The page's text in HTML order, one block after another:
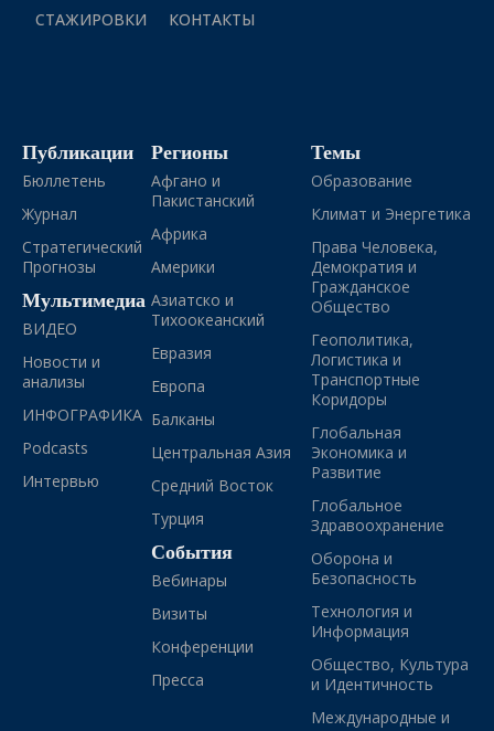
СТАЖИРОВКИ
КОНТАКТЫ
Публикации
Бюллетень
Журнал
Стратегический
Прогнозы
Мультимедиа
ВИДЕО
Новости и
анализы
ИНФОГРАФИКА
Podcasts
Интервью
Регионы
Афгано и
Пакистанский
Африка
Америки
Азиатско и
Тихоокеанский
Евразия
Европа
Балканы
Центральная Азия
Средний Восток
Турция
События
Вебинары
Визиты
Конференции
Пресса
Темы
Образование
Климат и Энергетика
Права Человека,
Демократия и
Гражданское
Общество
Геополитика,
Логистика и
Транспортные
Коридоры
Глобальная
Экономика и
Развитие
Глобальное
Здравоохранение
Оборона и
Безопасность
Технология и
Информация
Общество, Культура
и Идентичность
Международные и